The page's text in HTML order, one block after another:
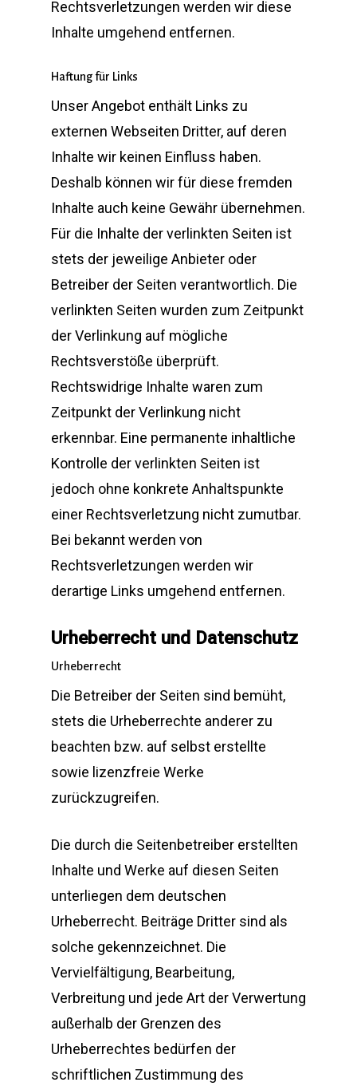
Rechtsverletzungen werden wir diese
Inhalte umgehend entfernen.
Haftung für Links
Unser Angebot enthält Links zu
externen Webseiten Dritter, auf deren
Inhalte wir keinen Einfluss haben.
Deshalb können wir für diese fremden
Inhalte auch keine Gewähr übernehmen.
Für die Inhalte der verlinkten Seiten ist
stets der jeweilige Anbieter oder
Betreiber der Seiten verantwortlich. Die
verlinkten Seiten wurden zum Zeitpunkt
der Verlinkung auf mögliche
Rechtsverstöße überprüft.
Rechtswidrige Inhalte waren zum
Zeitpunkt der Verlinkung nicht
erkennbar. Eine permanente inhaltliche
Kontrolle der verlinkten Seiten ist
jedoch ohne konkrete Anhaltspunkte
einer Rechtsverletzung nicht zumutbar.
Bei bekannt werden von
Rechtsverletzungen werden wir
derartige Links umgehend entfernen.
Urheberrecht und Datenschutz
Urheberrecht
Die Betreiber der Seiten sind bemüht,
stets die Urheberrechte anderer zu
beachten bzw. auf selbst erstellte
sowie lizenzfreie Werke
zurückzugreifen.
Die durch die Seitenbetreiber erstellten
Inhalte und Werke auf diesen Seiten
unterliegen dem deutschen
Urheberrecht. Beiträge Dritter sind als
solche gekennzeichnet. Die
Vervielfältigung, Bearbeitung,
Verbreitung und jede Art der Verwertung
außerhalb der Grenzen des
Urheberrechtes bedürfen der
schriftlichen Zustimmung des